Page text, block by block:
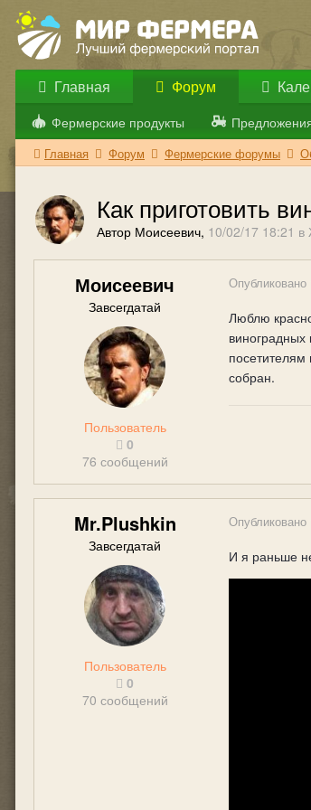
Главная Форум
Фермерские продукты
Главная Форум Фермерские форумы
Как приготовить
Автор Моисеевич, 10/02/17 18:21 в
Моисеевич
Завсегдатай
Пользователь
0
76 сообщений
Опубликовано
Люблю
виноградных
посетителям
собран.
Mr.Plushkin
Завсегдатай
Пользователь
0
70 сообщений
Опубликовано
И я раньше